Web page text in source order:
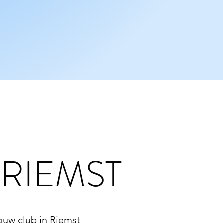
club in Riemst